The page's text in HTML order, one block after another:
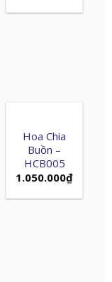
Hoa Chia
Buồn –
HCB005
1.050.000₫